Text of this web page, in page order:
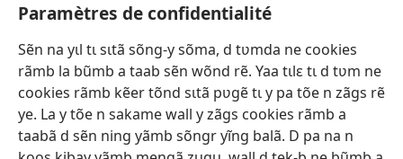
Paramètres de confidentialité
Sẽn na yɩl tɩ sɩtã sõng-y sõma, d tʋmda ne cookies
rãmb la bũmb a taab sẽn wõnd rẽ. Yaa tɩlɛ tɩ d tʋm ne
cookies rãmb kẽer tõnd sɩtã pʋgẽ tɩ y pa tõe n zãgs rẽ
ye. La y tõe n sakame wall y zãgs cookies rãmb a
taabã d sẽn ning yãmb sõngr yĩng balã. D pa na n
Kũuni
(ouvre
une
nouvelle
fenêtre)
Watchtower SƐB VAEESG ZĨIGA™
(ouvre
une
nouvelle
fenêtre)
JW Hub ®
(ouvre
une
nouvelle